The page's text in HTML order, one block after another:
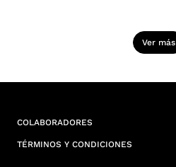
Ver más
COLABORADORES
TÉRMINOS Y CONDICIONES